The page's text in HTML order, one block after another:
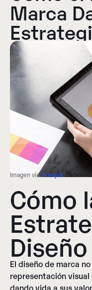
Marca
Imagen vía:Freepik
Cómo
Diseño
El diseño de marca
representación
dando vida a sus